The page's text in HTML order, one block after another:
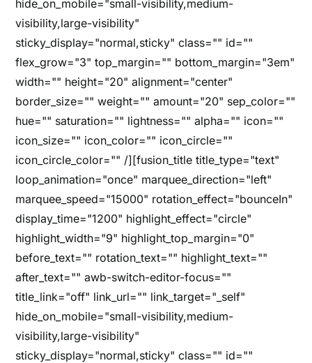
hide_on_mobile="small-visibility,medium-
visibility,large-visibility"
sticky_display="normal,sticky" class="" id=""
flex_grow="3" top_margin="" bottom_margin="3em"
width="" height="20" alignment="center"
border_size="" weight="" amount="20" sep_color=""
hue="" saturation="" lightness="" alpha="" icon=""
icon_size="" icon_color="" icon_circle=""
icon_circle_color="" /][fusion_title title_type="text"
loop_animation="once" marquee_direction="left"
marquee_speed="15000" rotation_effect="bounceIn"
display_time="1200" highlight_effect="circle"
highlight_width="9" highlight_top_margin="0"
before_text="" rotation_text="" highlight_text=""
after_text="" awb-switch-editor-focus=""
title_link="off" link_url="" link_target="_self"
hide_on_mobile="small-visibility,medium-
visibility,large-visibility"
sticky_display="normal,sticky" class="" id=""